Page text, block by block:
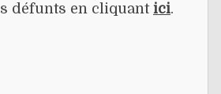
défunts en cliquantici.